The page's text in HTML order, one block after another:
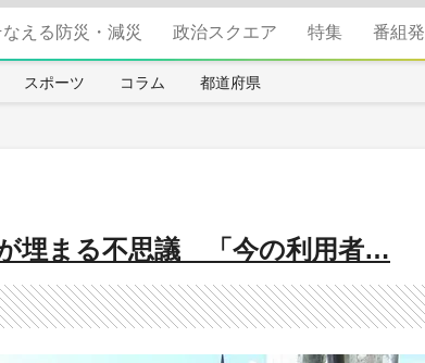
える防災・減災 政治スクエア 特集 番組発
スポーツ コラム 都道府県
埋まる不思議 「今の利用者…